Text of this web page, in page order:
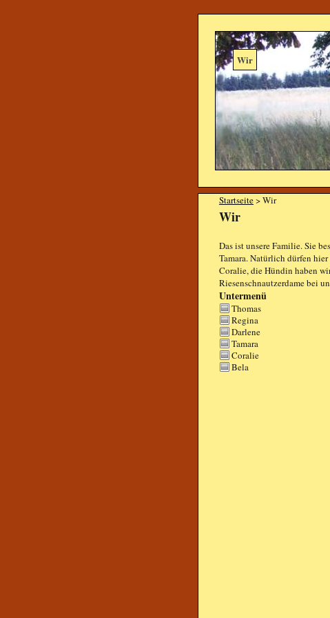
Wir
Startseite> Wir
Wir
Das ist unsere Familie. Sie
Tamara. Natürlich dürfen
Coralie, die Hündin haben
Riesenschnautzerdame bei
Untermenü
Thomas
Regina
Darlene
Tamara
Coralie
Bela